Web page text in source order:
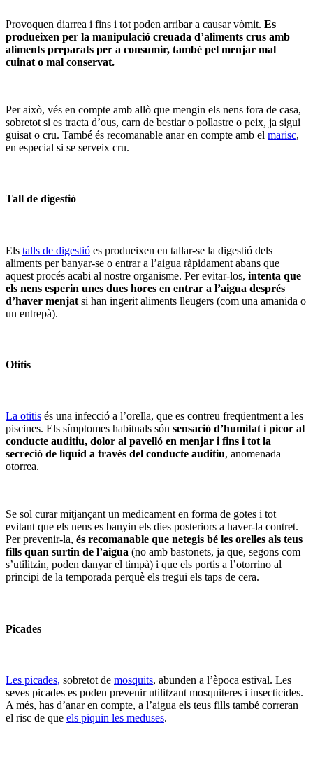
Provoquen diarrea i fins i tot poden arribar a causar vòmit. Es
produeixen per la manipulació creuada d’aliments crus amb
aliments preparats per a consumir, també pel menjar mal
cuinat o mal conservat.
Per això, vés en compte amb allò que mengin els nens fora de casa,
sobretot si es tracta d’ous, carn de bestiar o pollastre o peix, ja sigui
guisat o cru. També és recomanable anar en compte amb el marisc,
en especial si se serveix cru.
Tall de digestió
Els talls de digestió es produeixen en tallar-se la digestió dels
aliments per banyar-se o entrar a l’aigua ràpidament abans que
aquest procés acabi al nostre organisme. Per evitar-los, intenta que
els nens esperin unes dues hores en entrar a l’aigua després
d’haver menjat si han ingerit aliments lleugers (com una amanida o
un entrepà).
Otitis
La otitis és una infecció a l’orella, que es contreu freqüentment a les
piscines. Els símptomes habituals són sensació d’humitat i picor al
conducte auditiu, dolor al pavelló en menjar i fins i tot la
secreció de líquid a través del conducte auditiu, anomenada
otorrea.
Se sol curar mitjançant un medicament en forma de gotes i tot
evitant que els nens es banyin els dies posteriors a haver-la contret.
Per prevenir-la, és recomanable que netegis bé les orelles als teus
fills quan surtin de l’aigua (no amb bastonets, ja que, segons com
s’utilitzin, poden danyar el timpà) i que els portis a l’otorrino al
principi de la temporada perquè els tregui els taps de cera.
Picades
Les picades, sobretot de mosquits, abunden a l’època estival. Les
seves picades es poden prevenir utilitzant mosquiteres i insecticides.
A més, has d’anar en compte, a l’aigua els teus fills també correran
el risc de que els piquin les meduses.